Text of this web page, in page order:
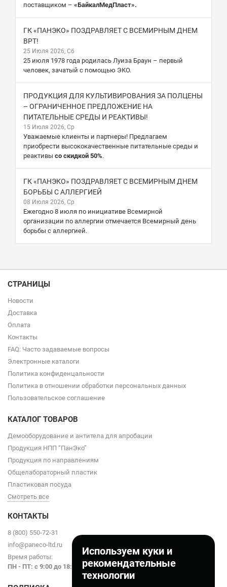
Используем куки и
рекомендательные
технологии
поставщиком – «БайкалМедПласт».
ГК «ПАНЭКО» ПОЗДРАВЛЯЕТ С ВСЕМИРНЫМ ДНЕМ
ВРТ!
25 Июля 2026, Сб
25 июля 1978 года родилась Луиза Браун – первый
человек, зачатый с помощью ЭКО.
ПРОДУКЦИЯ ДЛЯ КУЛЬТИВИРОВАНИЯ ЗА ПОЛЦЕНЫ
– ОГРАНИЧЕННОЕ ПРЕДЛОЖЕНИЕ НА
ПИТАТЕЛЬНЫЕ СРЕДЫ И РЕАКТИВЫ!
15 Июля 2026, Ср
Уважаемые клиенты и партнеры! Предлагаем
приобрести высококачественные питательные среды и
реактивы со скидкой 50%.
ГК «ПАНЭКО» ПОЗДРАВЛЯЕТ С ВСЕМИРНЫМ ДНЕМ
БОРЬБЫ С АЛЛЕРГИЕЙ
08 Июля 2026, Ср
Ежегодно 8 июля по инициативе Всемирной
организации по аллергии отмечается Всемирный день
борьбы с аллергией.
СТРАНИЦЫ
Новости
Доставка
Оплата
Контакты
FAQ: Часто задаваемые вопросы
Электронные каталоги
Политика конфиденцальности
Политика в отношении обработки персональных данных
Пользовательское соглашение
КАТАЛОГ ТОВАРОВ
Демооборудование и антитела для апробации
Продукция НПП “ПанЭко”
Продукция по направлениям
Общелабораторный пластик
Пластиковая посуда
Смотреть все
КОНТАКТЫ
8 (800) 550-72-31
info@paneco-ltd.ru
Время работы:
ПН - ПТ: с 9:00 до 18:00